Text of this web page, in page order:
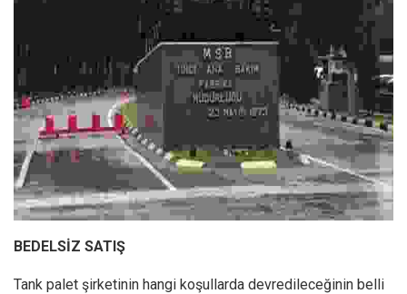
BEDELSİZ SATIŞ
Tank palet şirketinin hangi koşullarda devredileceğinin belli